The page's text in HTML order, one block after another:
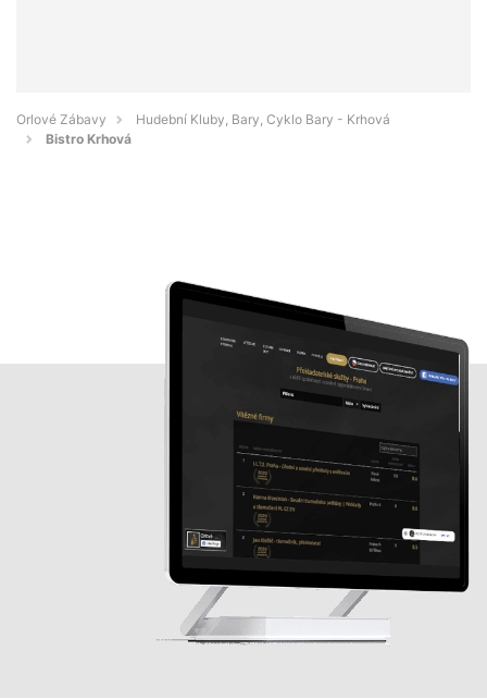
Orlové Zábavy
Hudební Kluby, Bary, Cyklo Bary - Krhová
Bistro Krhová